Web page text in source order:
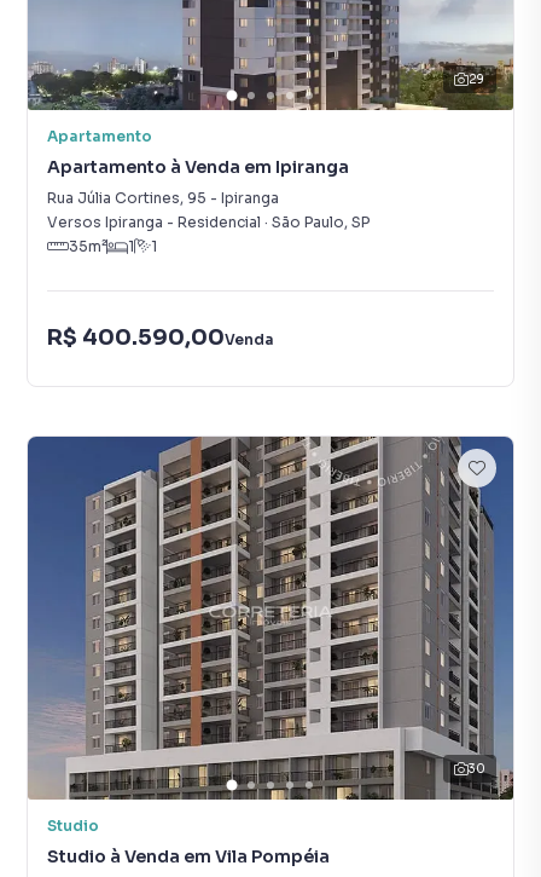
29
Apartamento
Apartamento à Venda em Ipiranga
Rua Júlia Cortines, 95 - Ipiranga
Versos Ipiranga - Residencial · São Paulo, SP
35m² 1 1
R$ 400.590,00Venda
30
Studio
Studio à Venda em Vila Pompéia